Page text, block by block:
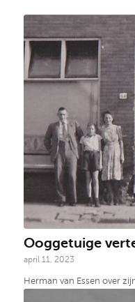
Ooggetuige
april 11, 2023
Herman van Essen over